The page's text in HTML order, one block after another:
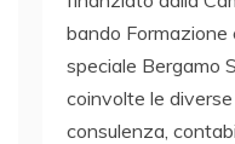
bando Formazione
speciale Bergamo
coinvolte le
consulenza,